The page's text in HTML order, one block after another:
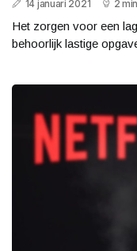
14 januari 2021 2
Het zorgen voor een
behoorlijk lastige